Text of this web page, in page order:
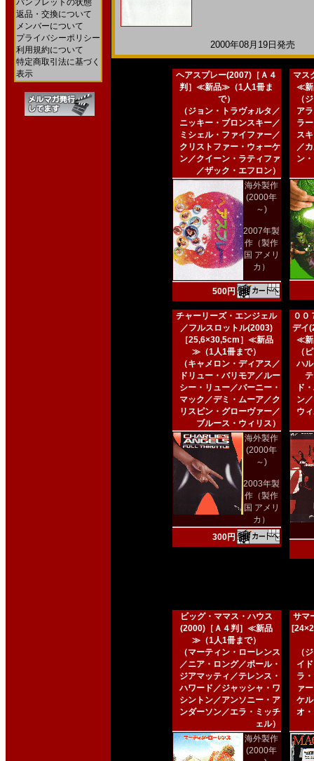
パンフレットの状態
返品・交換について
メンバーについて
プライバシーポリシー
利用規約について
特定商取引法に基づく
表示
2000年08月19日発売
ヘアスプレー(2007)［Ａ４
判］≪新品≫（1人1冊ま
で）
（ジョン・トラヴォルタ／
ニッキー・ブロンスキー／
ミシェル・ファイファー／
クリストファー・ウォーケ
ン／クイーン・ラティファ
／ザック・エフロン）
海外製作
(2000年
～)
2007年製
作（製作
国 アメリ
カ）
500円
マス
≪新
（
ア
ラ
ス
／
ン
チャーリーズ・エンジェル
／フルスロットル(2003)
［25,6×30,5cm］≪新品
≫（1人1冊まで）
（キャメロン・ディアス／
ドリュー・バリモア／ルー
シー・リュー／バーニー・
マック／デミ・ムーア／ク
リスピン・グローヴァー／
ブルース・ウィリス）
海外製作
(2000年
～)
2003年製
作（製作
国 アメリ
カ）
300円
００
デイ
≪新
（
ハ
ド
ン
ウ
ビッグ・ママス・ハウス
(2000)［Ａ４判］≪新品
≫（1人1冊まで）
（マーティン・ローレンス
／ニア・ロング／ポール・
ジアマッティ／テレンス・
ハワード／ジャッシャ・ワ
シントン／アンソニー・ア
ンダーソン／エラ・ミッチ
ェル）
海外製作
(2000年
サマ
（
イ
ラ
ァ
ケ
オ